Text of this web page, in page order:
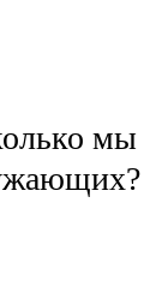
мы